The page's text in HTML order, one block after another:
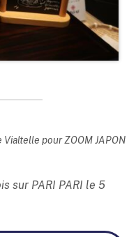
pour ZOOM JAPON
sur PARI PARI le 5